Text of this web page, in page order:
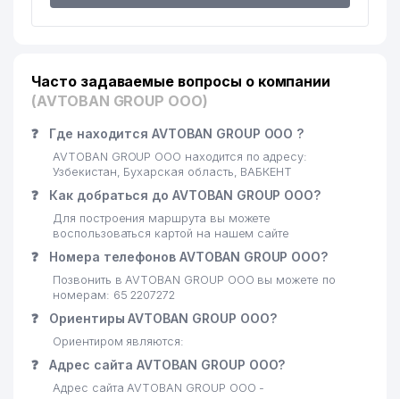
Часто задаваемые вопросы о компании
(AVTOBAN GROUP ООО)
❓ Где находится AVTOBAN GROUP ООО ?
AVTOBAN GROUP ООО находится по адресу:
Узбекистан, Бухарская область, ВАБКЕНТ
❓ Как добраться до AVTOBAN GROUP ООО?
Для построения маршрута вы можете
воспользоваться картой на нашем сайте
❓ Номера телефонов AVTOBAN GROUP ООО?
Позвонить в AVTOBAN GROUP ООО вы можете по
номерам: 65 2207272
❓ Ориентиры AVTOBAN GROUP ООО?
Ориентиром являются:
❓ Адрес сайта AVTOBAN GROUP ООО?
Адрес сайта AVTOBAN GROUP ООО -